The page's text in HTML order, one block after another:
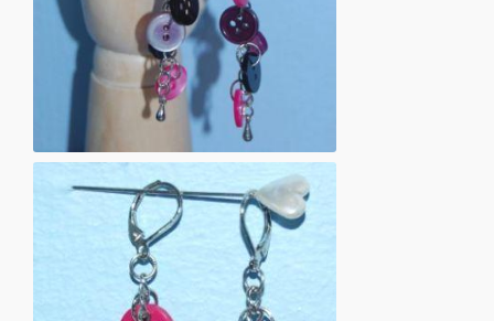
Øreringe af knapper